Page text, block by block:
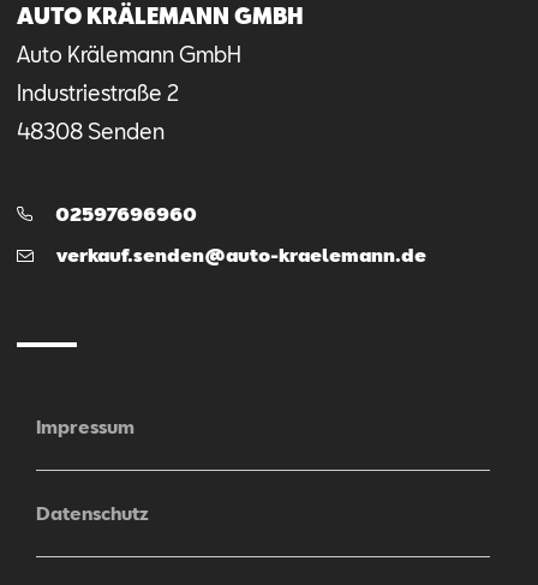
AUTO KRÄLEMANN GMBH
Auto Krälemann GmbH
Industriestraße 2
48308 Senden
Telefon:
02597696960
E-
verkauf.senden@auto-kraelemann.de
Impressum
Datenschutz